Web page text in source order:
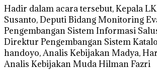
Hadir dalam acara tersebut, Kepala
Susanto, Deputi Bidang Monitoring
Pengembangan Sistem Informasi
Direktur Pengembangan Sistem
handoyo, Analis Kebijakan Madya,
Analis Kebijakan Muda Hilman Fazri